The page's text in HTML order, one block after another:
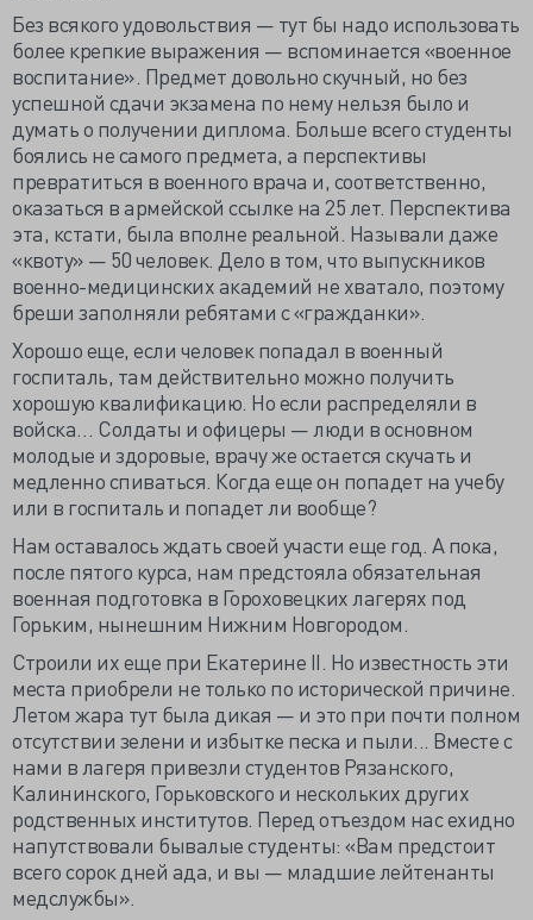
Без всякого удовольствия — тут бы надо использовать
более крепкие выражения — вспоминается «военное
воспитание». Предмет довольно скучный, но без
успешной сдачи экзамена по нему нельзя было и
думать о получении диплома. Больше всего студенты
боялись не самого предмета, а перспективы
превратиться в военного врача и, соответственно,
оказаться в армейской ссылке на 25 лет. Перспектива
эта, кстати, была вполне реальной. Называли даже
«квоту» — 50 человек. Дело в том, что выпускников
военно-медицинских академий не хватало, поэтому
бреши заполняли ребятами с «гражданки».
Хорошо еще, если человек попадал в военный
госпиталь, там действительно можно получить
хорошую квалификацию. Но если распределяли в
войска… Солдаты и офицеры — люди в основном
молодые и здоровые, врачу же остается скучать и
медленно спиваться. Когда еще он попадет на учебу
или в госпиталь и попадет ли вообще?
Нам оставалось ждать своей участи еще год. А пока,
после пятого курса, нам предстояла обязательная
военная подготовка в Гороховецких лагерях под
Горьким, нынешним Нижним Новгородом.
Строили их еще при Екатерине II. Но известность эти
места приобрели не только по исторической причине.
Летом жара тут была дикая — и это при почти полном
отсутствии зелени и избытке песка и пыли... Вместе с
нами в лагеря привезли студентов Рязанского,
Калининского, Горьковского и нескольких других
родственных институтов. Перед отъездом нас ехидно
напутствовали бывалые студенты: «Вам предстоит
всего сорок дней ада, и вы — младшие лейтенанты
медслужбы».